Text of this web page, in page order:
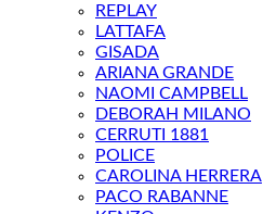
REPLAY
LATTAFA
GISADA
ARIANA GRANDE
NAOMI CAMPBELL
DEBORAH MILANO
CERRUTI 1881
POLICE
CAROLINA HERRERA
PACO RABANNE